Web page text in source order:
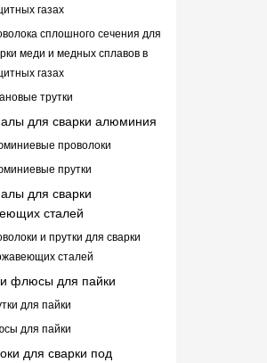
газах
сплошного сечения для
меди и медных сплавов в
газах
трутки
для сварки алюминия
проволоки
прутки
для сварки
сталей
и прутки для сварки
сталей
флюсы для пайки
для пайки
для пайки
для сварки под